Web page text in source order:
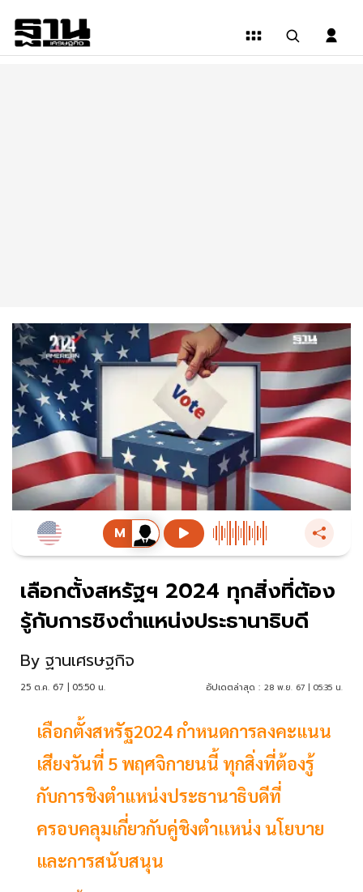
เลือกตั้งสหรัฐฯ 2024 ทุกสิ่งที่ต้อง
รู้กับการชิงตำแหน่งประธานาธิบดี
By ฐานเศรษฐกิจ
25 ต.ค. 67 | 05:50 น. อัปเดตล่าสุด : 28 พ.ย. 67 | 05:35 น.
เลือกตั้งสหรัฐ2024 กำหนดการลงคะแนน
เสียงวันที่ 5 พฤศจิกายนนี้ ทุกสิ่งที่ต้องรู้
กับการชิงตำแหน่งประธานาธิบดีที่
ครอบคลุมเกี่ยวกับคู่ชิงตำเเหน่ง นโยบาย
และการสนับสนุน